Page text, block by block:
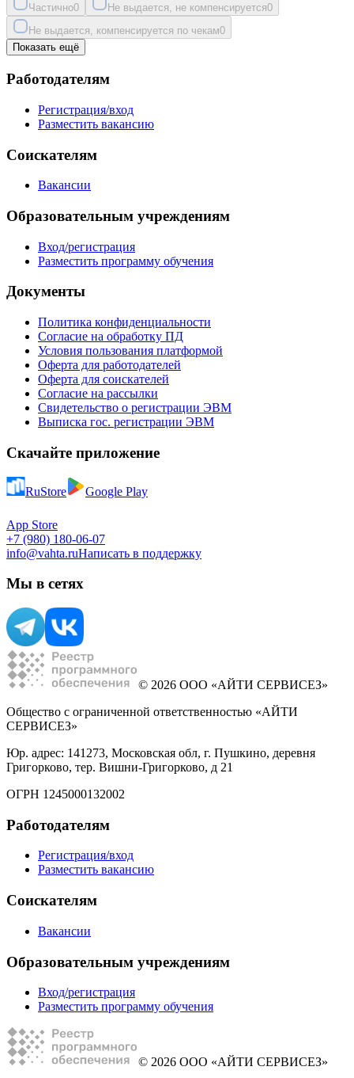
Частично0 Не выдается, не компенсируется0
Не выдается, компенсируется по чекам0
Показать ещё
Работодателям
Регистрация/вход
Разместить вакансию
Соискателям
Вакансии
Образовательным учреждениям
Вход/регистрация
Разместить программу обучения
Документы
Политика конфиденциальности
Согласие на обработку ПД
Условия пользования платформой
Оферта для работодателей
Оферта для соискателей
Согласие на рассылки
Свидетельство о регистрации ЭВМ
Выписка гос. регистрации ЭВМ
Скачайте приложение
RuStore Google Play
App Store
+7 (980) 180-06-07
info@vahta.ruНаписать в поддержку
Мы в сетях
© 2026 ООО «АЙТИ СЕРВИСЕЗ»
Общество с ограниченной ответственностью «АЙТИ
СЕРВИСЕЗ»
Юр. адрес: 141273, Московская обл, г. Пушкино, деревня
Григорково, тер. Вишни-Григорково, д 21
ОГРН 1245000132002
Работодателям
Регистрация/вход
Разместить вакансию
Соискателям
Вакансии
Образовательным учреждениям
Вход/регистрация
Разместить программу обучения
© 2026 ООО «АЙТИ СЕРВИСЕЗ»